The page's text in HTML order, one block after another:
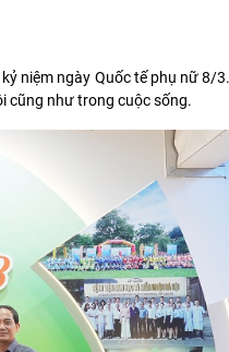
niệm ngày Quốc tế phụ nữ 8/
cũng như trong cuộc sống.